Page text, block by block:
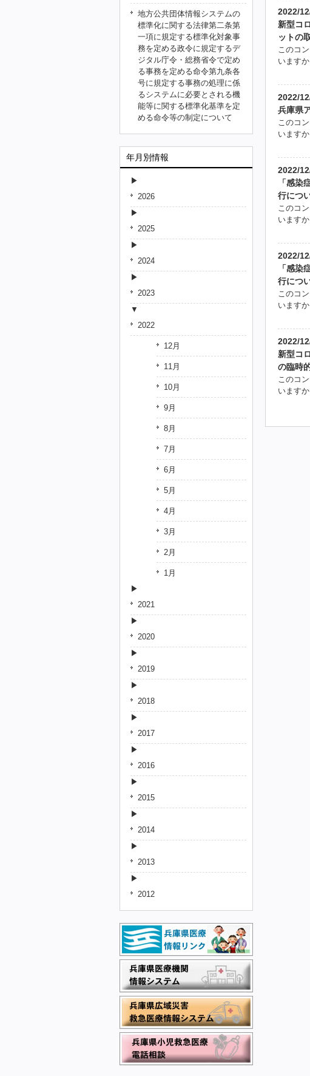
2022/
新型コ
ットの
このコ
います
2022/
兵庫県
このコ
います
2022/
「感染
行につ
このコ
います
2022/
「感染
行につ
このコ
います
2022/
新型コ
の臨時
このコ
います
地方公共団体情報システムの
標準化に関する法律第二条第
一項に規定する標準化対象事
務を定める政令に規定するデ
ジタル庁令・総務省令で定め
る事務を定める命令第九条各
号に規定する事務の処理に係
るシステムに必要とされる機
能等に関する標準化基準を定
める命令等の制定について
年月別情報
2026
2025
2024
2023
2022
12月
11月
10月
9月
8月
7月
6月
5月
4月
3月
2月
1月
2021
2020
2019
2018
2017
2016
2015
2014
2013
2012